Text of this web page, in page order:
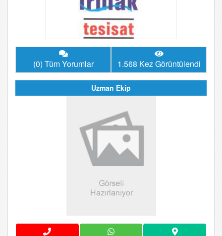
(0) Tüm Yorumlar 1.568 Kez Görüntülendi
Uzman Ekip